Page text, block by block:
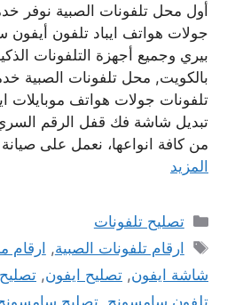
أول محل تلفونات الصبية نوفر
جولات هواتف ايباد تلفون
بيري وجميع أجهزة التلفونات
بالكويت, محل تلفونات الصبية
تلفونات جولات هواتف موبايلات
تبديل شاشة فك قفل الرقم السري
من كافة انواعها، نعمل على
المزيد
التصنيفات
تصليح تلفونات
الوسوم
ارقام تلفونات الصبية, ارقام
شاشة ايفون, تصليح ايفون,